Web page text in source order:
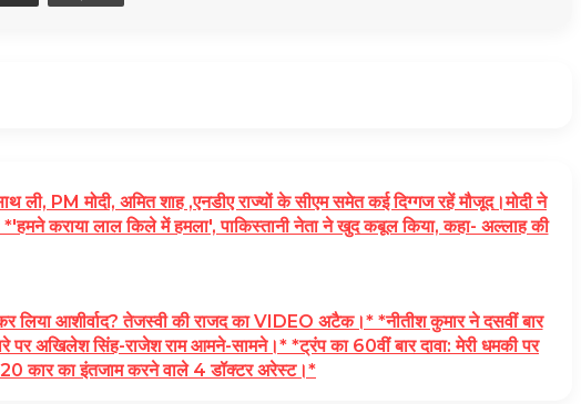
PM मोदी, अमित शाह ,एनडीए राज्यों के सीएम समेत कई दिग्गज रहें मौजूद।मोदी ने
कराया लाल किले में हमला', पाकिस्तानी नेता ने खुद कबूल किया, कहा- अल्लाह की
आशीर्वाद? तेजस्वी की राजद का VIDEO अटैक।* *नीतीश कुमार ने दसवीं बार
पर अखिलेश सिंह-राजेश राम आमने-सामने।* *ट्रंप का 60वीं बार दावा: मेरी धमकी पर
i20 कार का इंतजाम करने वाले 4 डॉक्‍टर अरेस्‍ट।*